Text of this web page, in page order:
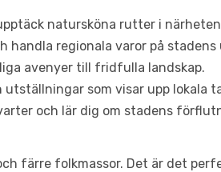
natursköna rutter i
handla regionala varor på
avenyer till fridfulla landskap.
som visar upp lokala
och lär dig om stadens
färre folkmassor. Det är det